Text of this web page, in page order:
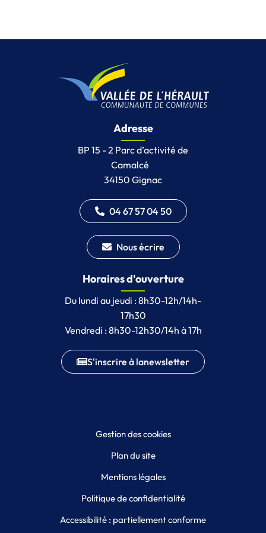
Adresse
BP 15 - 2 Parc d’activité de
Camalcé
34150 Gignac
04 67 57 04 50
Nous écrire
Horaires d'ouverture
Du lundi au jeudi : 8h30-12h/14h-
17h30
Vendredi : 8h30-12h30/14h à 17h
S'inscrire à lanewsletter
Gestion des cookies
Plan du site
Mentions légales
Politique de confidentialité
Accessibilité : partiellement conforme